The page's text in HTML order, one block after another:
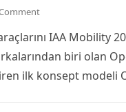
IAA Mobility
biri olan
ilk konsept modeli